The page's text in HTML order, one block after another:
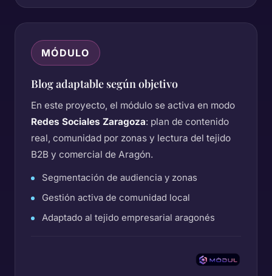
MÓDULO
Blog adaptable según objetivo
En este proyecto, el módulo se activa en modo
Redes Sociales Zaragoza: plan de contenido
real, comunidad por zonas y lectura del tejido
B2B y comercial de Aragón.
Segmentación de audiencia y zonas
Gestión activa de comunidad local
Adaptado al tejido empresarial aragonés